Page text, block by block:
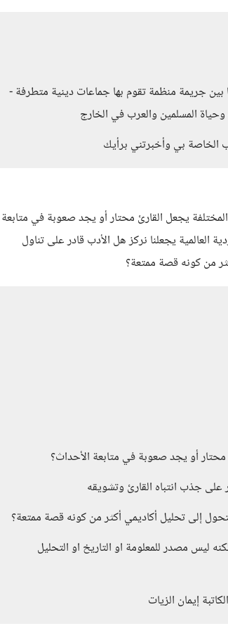
جريمة منظمة تقوم بها جماعات دينية متطرفة -
المسلمين والعرب في الخارج
الخاصة بي وأخبرتني برأيك
يجعل القارئ محتار أو يجد صعوبة في متابعة
العالمية يجعلنا نركز هل الأدب قادر على تناول
من كونه قصة ممتعة؟
أو يجد صعوبة في متابعة الأحداث؟
على جذب انتباه القارئ وتشويقه
إلى تحليل أكاديمي أكثر من كونه قصة ممتعة؟
ليس مصدر للمعلومة او التاريخ او التحليل
إيمان الزيات